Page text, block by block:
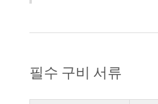
필수 구비 서류